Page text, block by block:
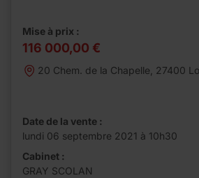
Mise à prix :
116 000,00 €
20 Chem. de la Chapelle, 27400
Date de la vente :
lundi 06 septembre 2021 à 10h30
Cabinet :
GRAY SCOLAN